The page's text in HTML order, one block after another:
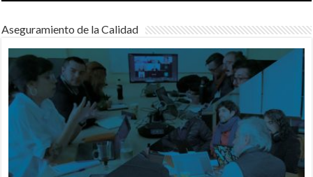
Aseguramiento de la Calidad